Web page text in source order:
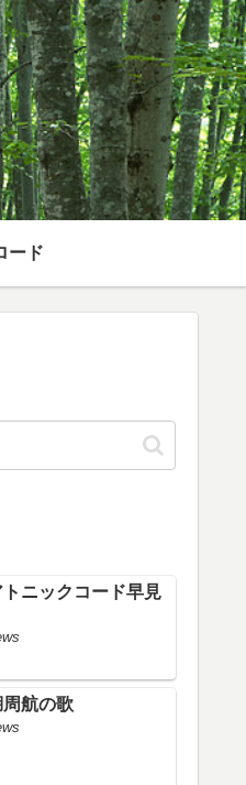
ード
トニックコード早見
航の歌